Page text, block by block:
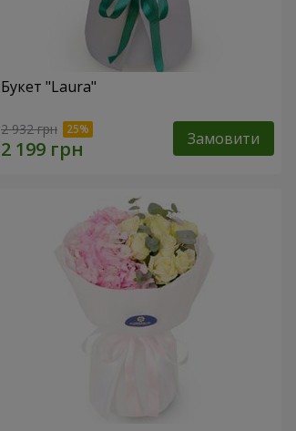
Букет "Laura"
2 932 грн Замовити